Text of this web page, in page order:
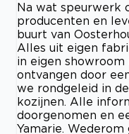
Na wat speurwerk
producenten en
buurt van
Alles uit eigen
in eigen
ontvangen door
we rondgeleid in
kozijnen. Alle
doorgenomen en
Yamarie.